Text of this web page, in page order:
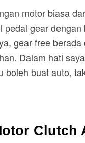
motor biasa
pedal gear
gear free
Dalam hati
boleh buat auto,
Clutch